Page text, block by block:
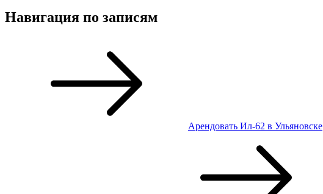
Навигация по записям
Арендовать Ил-62 в Ульяновске